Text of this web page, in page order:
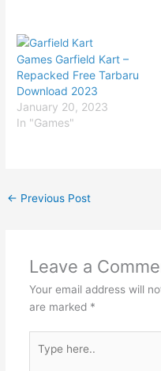
Games Garfield Kart –
Repacked Free Tarbaru
Download 2023
January 20, 2023
In "Games"
← Previous Post
Leave a
Your email address will
are marked *
here..